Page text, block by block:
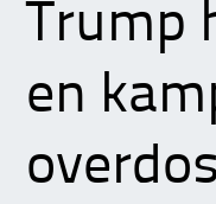
Trump
en